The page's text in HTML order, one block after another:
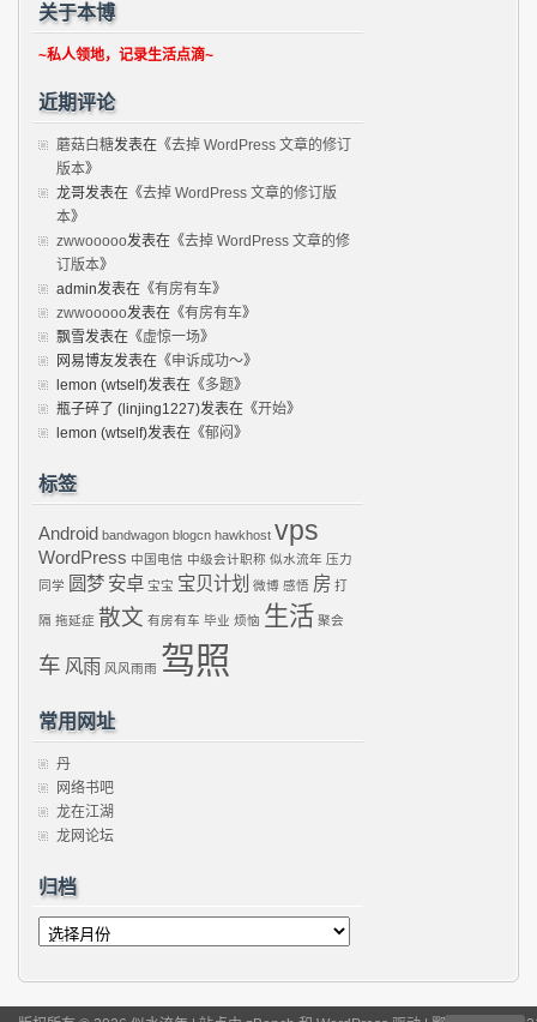
关于本博
~私人领地，记录生活点滴~
近期评论
蘑菇白糖发表在《去掉 WordPress 文章的修订
版本》
龙哥发表在《去掉 WordPress 文章的修订版
本》
zwwooooo发表在《去掉 WordPress 文章的修
订版本》
admin发表在《有房有车》
zwwooooo发表在《有房有车》
飘雪发表在《虚惊一场》
网易博友发表在《申诉成功～》
lemon (wtself)发表在《多题》
瓶子碎了 (linjing1227)发表在《开始》
lemon (wtself)发表在《郁闷》
标签
Android bandwagon blogcn hawkhost vps
WordPress 中国电信 中级会计职称 似水流年 压力
同学 圆梦 安卓 宝宝 宝贝计划 微博 感悟 房 打
隔 拖延症 散文 有房有车 毕业 烦恼 生活 聚会
车 风雨 风风雨雨 驾照
常用网址
丹
网络书吧
龙在江湖
龙网论坛
归档
归